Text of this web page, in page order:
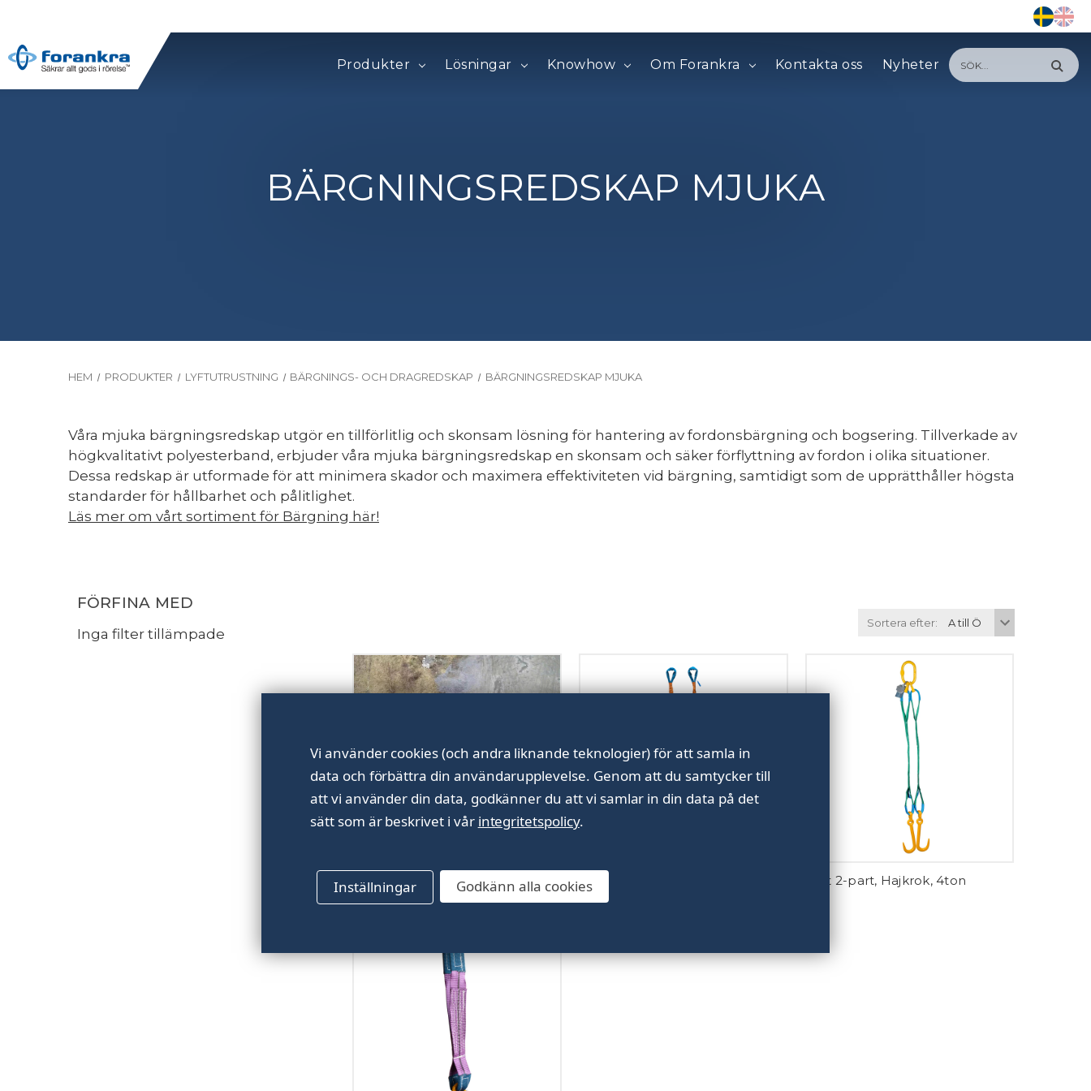
Produkter Lösningar Knowhow Om Forankra Kontakta oss Nyheter
BÄRGNINGSREDSKAP MJUKA
HEM PRODUKTER LYFTUTRUSTNING BÄRGNINGS- OCH DRAGREDSKAP BÄRGNINGSREDSKAP MJUKA
Våra mjuka bärgningsredskap utgör en tillförlitlig och skonsam lösning för hantering av fordonsbärgning och bogsering. Tillverkade av
högkvalitativt polyesterband, erbjuder våra mjuka bärgningsredskap en skonsam och säker förflyttning av fordon i olika situationer.
Dessa redskap är utformade för att minimera skador och maximera effektiviteten vid bärgning, samtidigt som de upprätthåller högsta
standarder för hållbarhet och pålitlighet.
Läs mer om vårt sortiment för Bärgning här!
FÖRFINA MED
Inga filter tillämpade
Sortera efter:
Bärgarlyftmatta 10T, 600mm Bärgningsdrag Fast 2-part, Hajkrok, 4ton
Vi använder cookies (och andra liknande teknologier) för att samla in
data och förbättra din användarupplevelse. Genom att du samtycker till
att vi använder din data, godkänner du att vi samlar in din data på det
sätt som är beskrivet i vår integritetspolicy.
Inställningar Godkänn alla cookies